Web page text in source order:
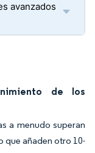
avanzados
de los
a menudo superan
que añaden otro 10-